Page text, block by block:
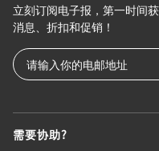
需要协助?
立刻订阅电子报，第一时间
消息、折扣和促销！